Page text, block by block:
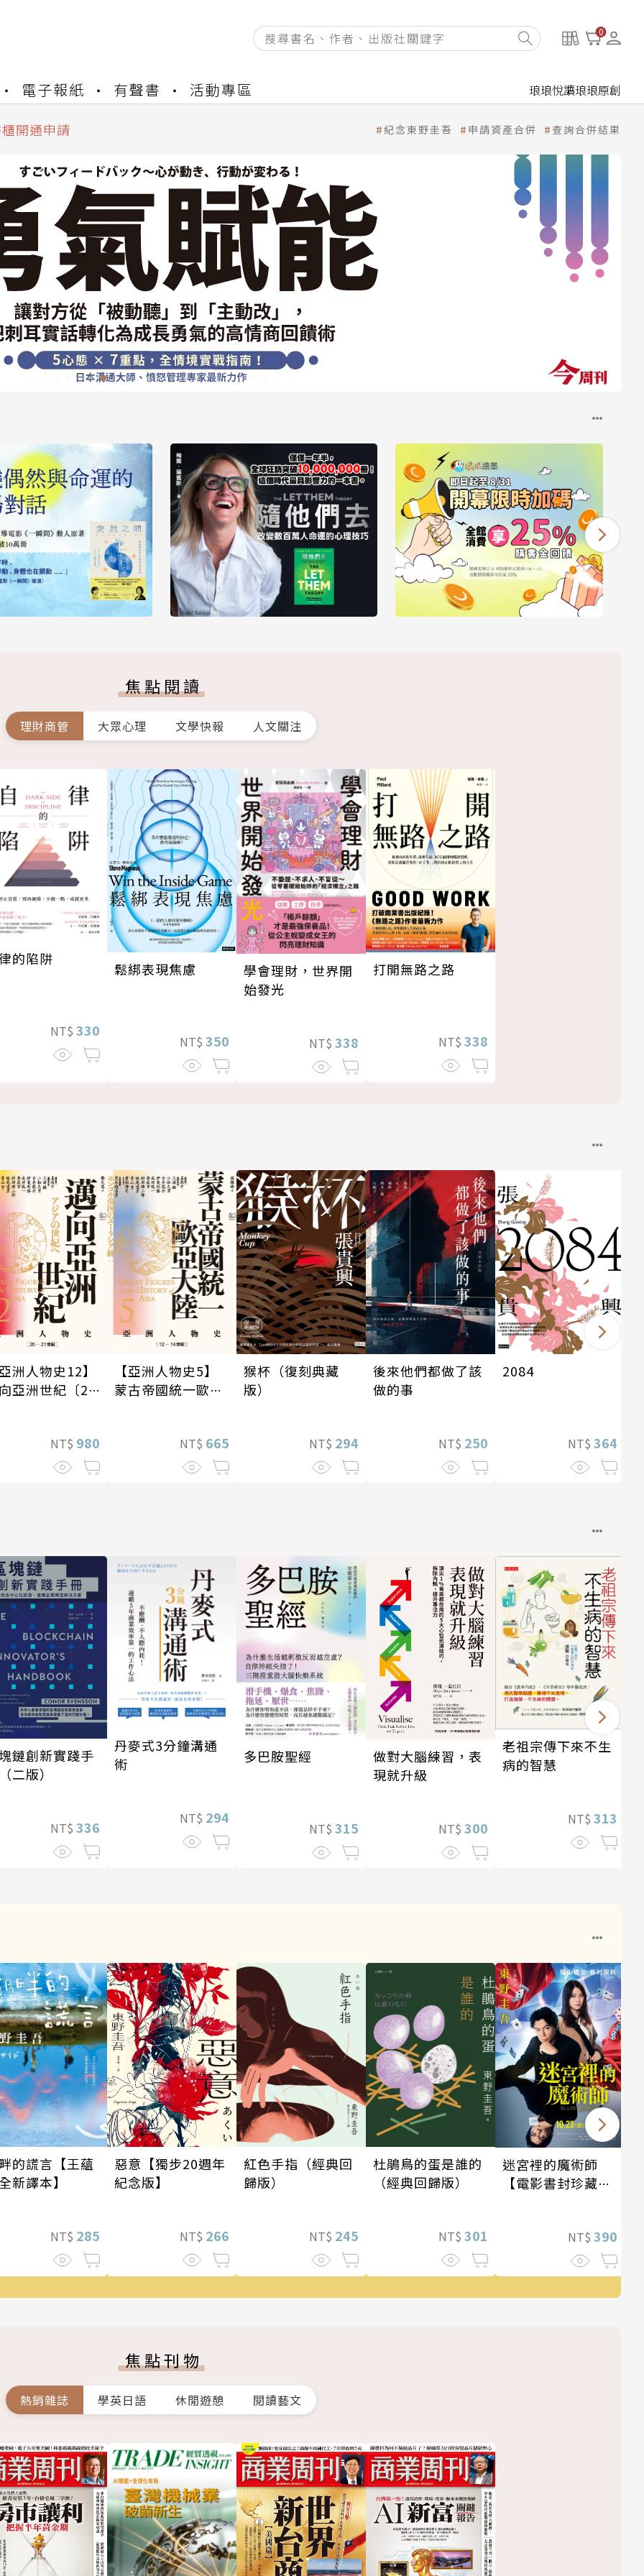
0
電子報紙 有聲書 活動專區 琅琅悅讀琅琅原創
站同步暫停部分閱讀服務
合併結果查詢
站同步暫停部分閱讀服務
紀念東野圭吾 申請資產合併 查詢合併結果
焦點閱讀
理財商管 大眾心理 文學快報 人文關注
的陷阱
NT$ 330
鬆綁表現焦慮
NT$ 350
學會理財，世界開
始發光
NT$ 338
打開無路之路
NT$ 338
洲人物史12】
亞洲世紀〔20
NT$ 980
【亞洲人物史5】
蒙古帝國統一歐亞
NT$ 665
猴杯（復刻典藏
版）
NT$ 294
後來他們都做了該
做的事
NT$ 250
2084
NT$ 364
鏈創新實踐手
二版）
NT$ 336
丹麥式3分鐘溝通
術
NT$ 294
多巴胺聖經
NT$ 315
做對大腦練習，表
現就升級
NT$ 300
老祖宗傳下來不生
病的智慧
NT$ 313
的謊言【王蘊
新譯本】
NT$ 285
惡意【獨步20週年
紀念版】
NT$ 266
紅色手指（經典回
歸版）
NT$ 245
杜鵑鳥的蛋是誰的
（經典回歸版）
NT$ 301
迷宮裡的魔術師
【電影書封珍藏
NT$ 390
焦點刊物
熱銷雜誌 學英日語 休閒遊憩 閱讀藝文